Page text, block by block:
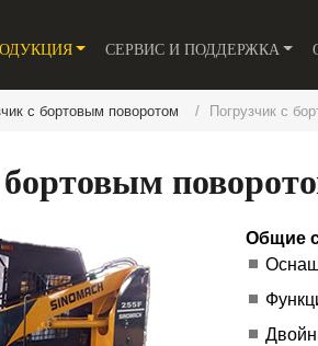
СЕРВИС И ПОДДЕРЖКА
с бортовым поворотом Погрузчик с
Общие